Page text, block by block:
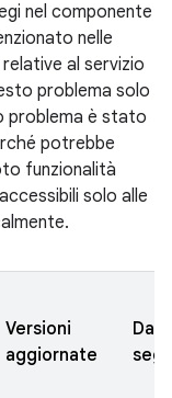
nel componente
nelle
al servizio
problema solo
problema è stato
potrebbe
funzionalità
solo alle
Versioni
aggiornate
Data